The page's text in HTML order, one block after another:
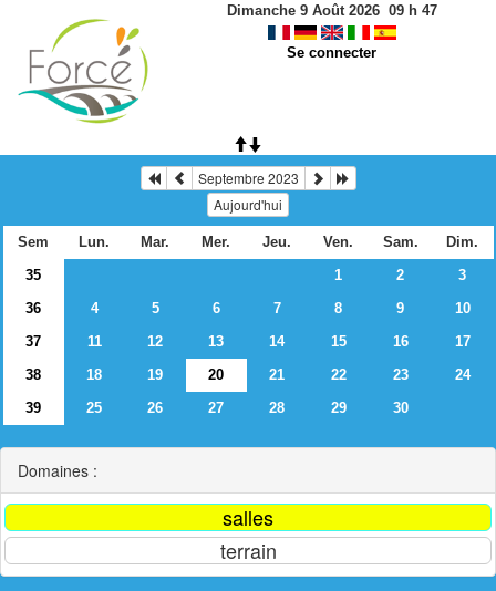
Dimanche 9 Août 2026 09h 47
Se connecter
Septembre 2023
Aujourd'hui
Sem Lun. Mar. Mer. Jeu. Ven. Sam.
Dim.
35
1 2
3
36
4 5 6 7 8 9
10
37
11 12 13 14 15 16
17
38
18 19 20 21 22 23
24
39
25 26 27 28 29 30
Domaines :